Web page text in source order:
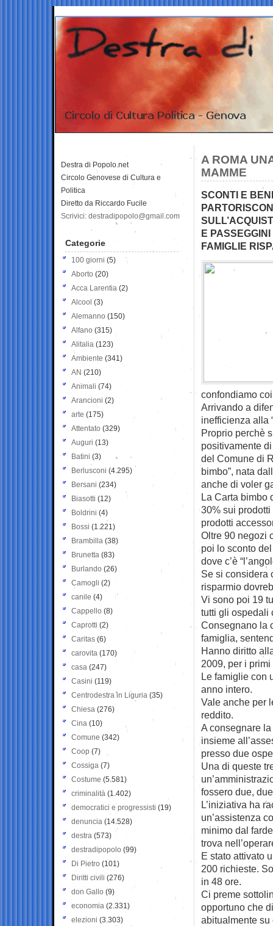
A ROMA
MAMME
SCONTI E
E
FAMIGLIE
confondiamo
Arrivando a
inefficienza alla
Proprio perchè
positivamente
del Comune di
bimbo”, nata
anche di voler
La Carta bimbo
30% sui
prodotti
Oltre 90 negozi
poi lo sconto
dove c’è
Se si considera
risparmio
Vi sono poi 19
tutti gli ospedali
Consegnano la
famiglia,
Hanno diritto
2009, per i
Le famiglie con
anno intero.
Vale anche per
reddito.
A consegnare
insieme
presso due
Una di queste
fossero due,
L’iniziativa ha
un’assistenza
minimo dal
trova
E stato attivato
200 richieste.
in 48 ore.
Ci preme
opportuno che
abitualmente
Destra di Popolo.net
Circolo Genovese di Cultura e
Politica
Diretto da Riccardo Fucile
Scrivici: destradipopolo@gmail.com
Categorie
100 giorni (5)
Aborto (20)
Acca Larentia (2)
Alcool (3)
Alemanno (150)
Alfano (315)
Alitalia (123)
Ambiente (341)
AN (210)
Animali (74)
Arancioni (2)
arte (175)
Attentato (329)
Auguri (13)
Batini (3)
Berlusconi (4.295)
Bersani (234)
Biasotti (12)
Boldrini (4)
Bossi (1.221)
Brambilla (38)
Brunetta (83)
Burlando (26)
Camogli (2)
canile (4)
Cappello (8)
Caprotti (2)
Caritas (6)
carovita (170)
casa (247)
Casini (119)
Centrodestra in Liguria (35)
Chiesa (276)
Cina (10)
Comune (342)
Coop (7)
Cossiga (7)
Costume (5.581)
criminalità (1.402)
democratici e progressisti (19)
denuncia (14.528)
destra (573)
destradipopolo (99)
Di Pietro (101)
Diritti civili (276)
don Gallo (9)
economia (2.331)
elezioni (3.303)